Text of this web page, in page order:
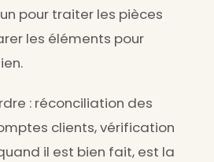
pour traiter les pièces
les éléments pour
: réconciliation des
clients, vérification
il est bien fait, est la